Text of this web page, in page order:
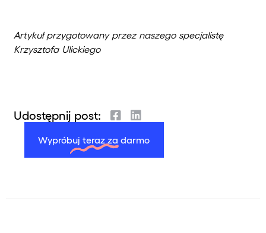
Artykuł przygotowany przez naszego specjalistę
Krzysztofa Ulickiego
Udostępnij post:
Wypróbuj teraz za darmo